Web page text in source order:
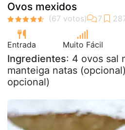
Ovos mexidos
Entrada Muito Fácil
Ingredientes: 4 ovos sal
manteiga natas
opcional)